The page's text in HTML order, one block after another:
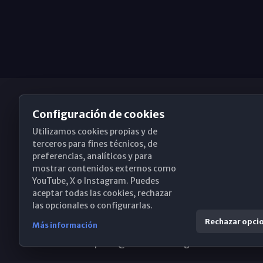
Obispado de Málaga
Santa María, 18-20. 29015 Málaga
(+34) 952 224 386
Configuración de cookies
Utilizamos cookies propias y de
terceros para fines técnicos, de
preferencias, analíticos y para
mostrar contenidos externos como
YouTube, X o Instagram. Puedes
aceptar todas las cookies, rechazar
las opcionales o configurarlas.
Más información Rechazar